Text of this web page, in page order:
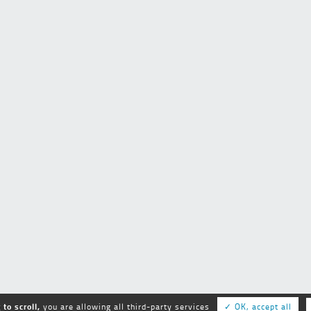
to scroll, you are allowing all third-party services ✓ OK, accept all